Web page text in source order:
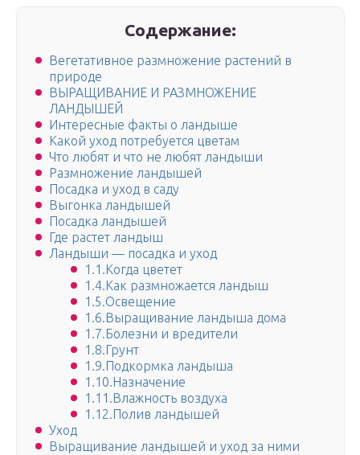
Содержание:
Вегетативное размножение растений в
природе
ВЫРАЩИВАНИЕ И РАЗМНОЖЕНИЕ
ЛАНДЫШЕЙ
Интересные факты о ландыше
Какой уход потребуется цветам
Что любят и что не любят ландыши
Размножение ландышей
Посадка и уход в саду
Выгонка ландышей
Посадка ландышей
Где растет ландыш
Ландыши — посадка и уход
1.1.Когда цветет
1.4.Как размножается ландыш
1.5.Освещение
1.6.Выращивание ландыша дома
1.7.Болезни и вредители
1.8.Грунт
1.9.Подкормка ландыша
1.10.Назначение
1.11.Влажность воздуха
1.12.Полив ландышей
Уход
Выращивание ландышей и уход за ними